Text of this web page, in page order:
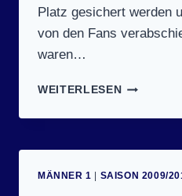
Platz gesichert werden
von den Fans
waren…
WEITERLESENSPIELTAG
BLAU-
MÄNNER 1 SAISON 2009/